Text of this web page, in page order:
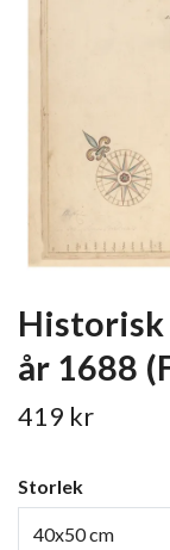
år 1688
419 kr
Storlek
40x50 cm